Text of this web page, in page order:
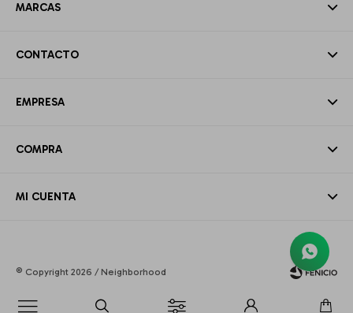

MARCAS
CONTACTO
EMPRESA
COMPRA
MI CUENTA
© Copyright 2026 / Neighborhood